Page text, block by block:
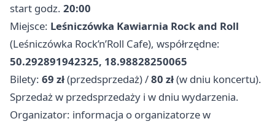
start godz. 20:00
Miejsce: Leśniczówka Kawiarnia Rock and Roll
(Leśniczówka Rock’n’Roll Cafe), współrzędne:
50.292891942325, 18.98828250065
Bilety: 69 zł(przedsprzedaż) /80 zł(w dniu koncertu).
Sprzedaż w przedsprzedaży i w dniu wydarzenia.
Organizator: informacja o organizatorze w